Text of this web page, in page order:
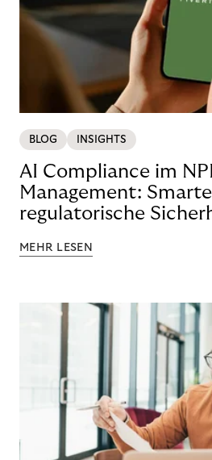
BLOG INSIGHTS
AI Compliance im
Management:
regulatorische
MEHR LESEN